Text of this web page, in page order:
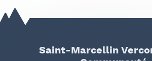
Saint-Marcellin